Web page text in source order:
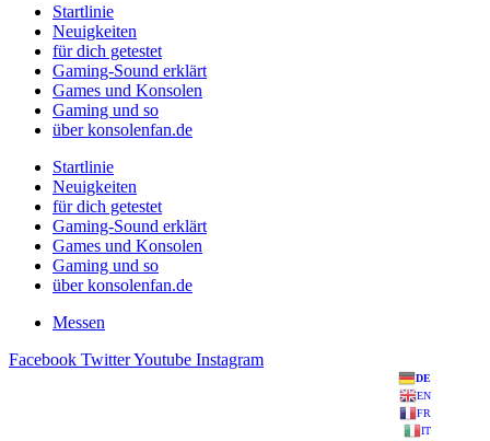
Startlinie
Neuigkeiten
für dich getestet
Gaming-Sound erklärt
Games und Konsolen
Gaming und so
über konsolenfan.de
Startlinie
Neuigkeiten
für dich getestet
Gaming-Sound erklärt
Games und Konsolen
Gaming und so
über konsolenfan.de
Messen
Facebook TwitterYoutube Instagram
DE
EN
FR
IT